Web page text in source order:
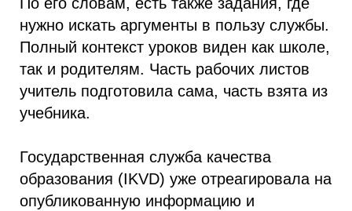
По его словам, есть также задания, где
нужно искать аргументы в пользу службы.
Полный контекст уроков виден как школе,
так и родителям. Часть рабочих листов
учитель подготовила сама, часть взята из
учебника.
Государственная служба качества
образования (IKVD) уже отреагировала на
опубликованную информацию и